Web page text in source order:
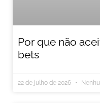
Por que não
bets
22 de julho de 2026